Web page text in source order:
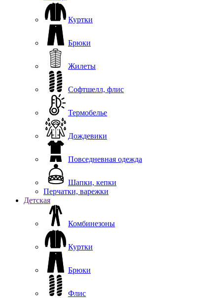
Куртки
Брюки
Жилеты
Софтшелл, флис
Термобелье
Дождевики
Повседневная одежда
Шапки, кепки
Перчатки, варежки
Детская
Комбинезоны
Куртки
Брюки
Флис